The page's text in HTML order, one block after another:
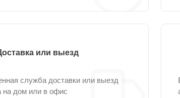
или выезд
служба доставки или выезд
на дом или в офис